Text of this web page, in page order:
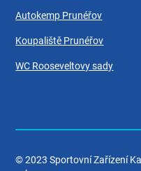
Autokemp Prunéřov
Koupaliště Prunéřov
WC Rooseveltovy sady
© 2023 Sportovní Zařízení